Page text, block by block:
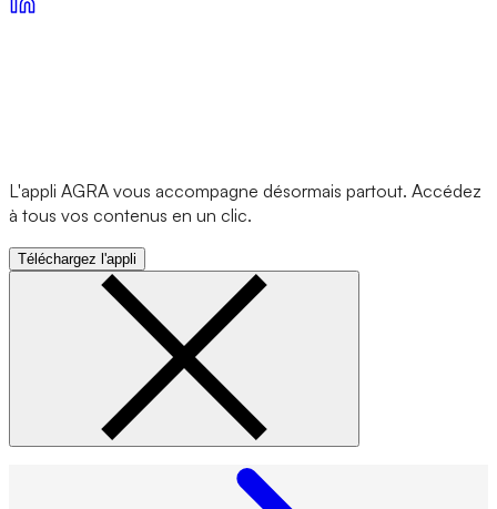
L'appli AGRA vous accompagne désormais partout. Accédez
à tous vos contenus en un clic.
Téléchargez l'appli